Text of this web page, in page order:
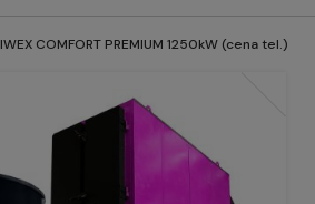
COMFORT PREMIUM 1250kW (cena tel.)